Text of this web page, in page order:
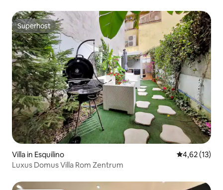
Superhost
Superhost
Villa in Esquilino
4,62 (13)
Luxus Domus Villa Rom Zentrum